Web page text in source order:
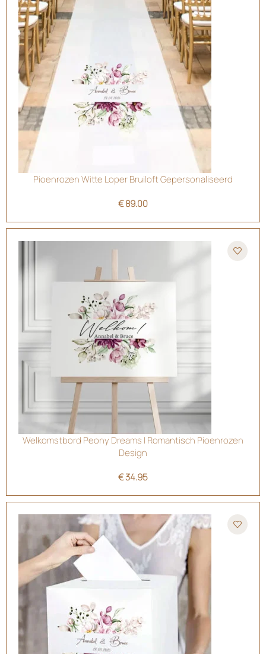
Pioenrozen Witte Loper Bruiloft Gepersonaliseerd
€89.00
Welkomstbord Peony Dreams | Romantisch Pioenrozen
Design
€34.95